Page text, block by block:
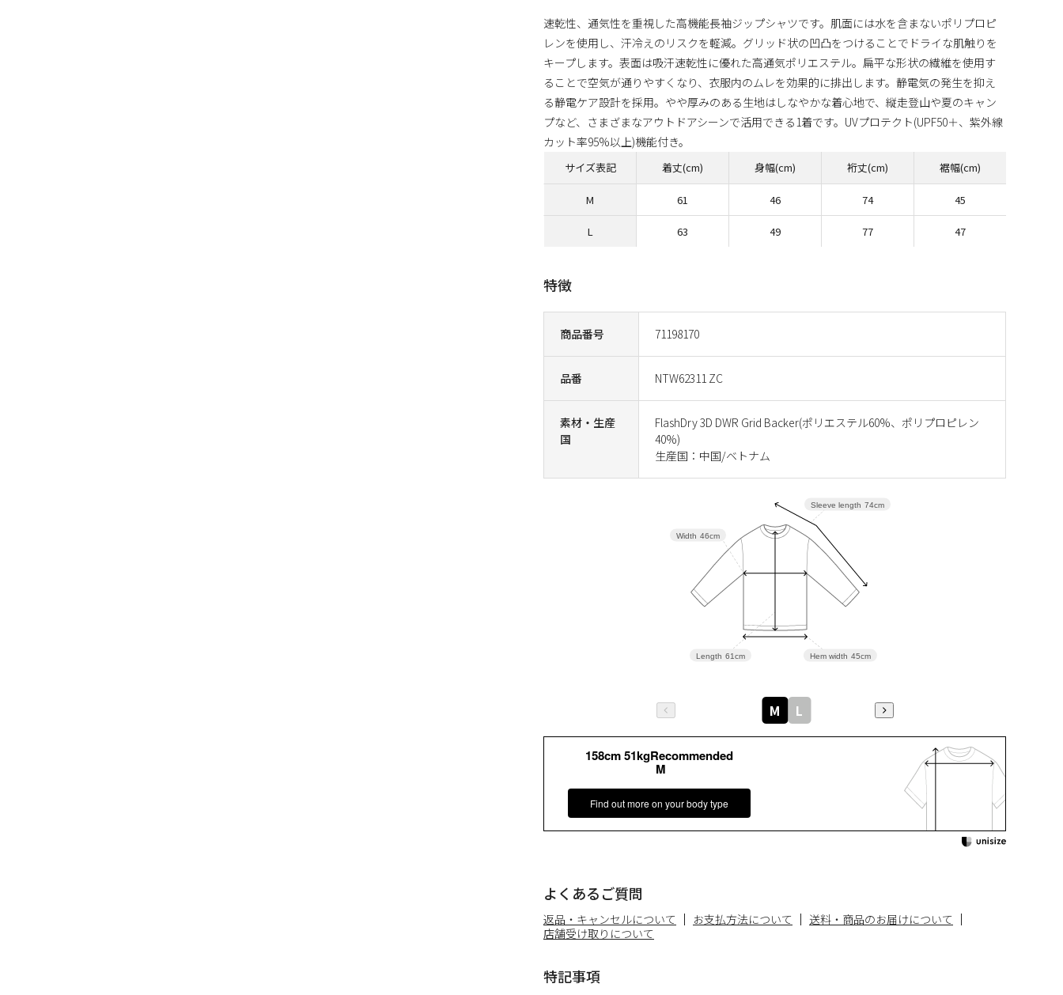
商品番号 71198170
品番 NTW62311 ZC
素材・生産
国
FlashDry 3D DWR Grid Backer(ポリエステル60%、ポリプロピレン
40%)
生産国：中国/ベトナム
速乾性、通気性を重視した高機能長袖ジップシャツです。肌面には水を含まないポリプロピ
レンを使用し、汗冷えのリスクを軽減。グリッド状の凹凸をつけることでドライな肌触りを
キープします。表面は吸汗速乾性に優れた高通気ポリエステル。扁平な形状の繊維を使用す
ることで空気が通りやすくなり、衣服内のムレを効果的に排出します。静電気の発生を抑え
る静電ケア設計を採用。やや厚みのある生地はしなやかな着心地で、縦走登山や夏のキャン
プなど、さまざまなアウトドアシーンで活用できる1着です。UVプロテクト(UPF50＋、紫外線
カット率95%以上)機能付き。
特徴
よくあるご質問
返品・キャンセルについて お支払方法について
送料・商品のお届けについて
店舗受け取りについて
特記事項
サイズ表記 着丈(cm) 身幅(cm) 裄丈(cm) 裾幅(cm)
M 61 46 74 45
L 63 49 77 47
158cm 51kgRecommended
M
Find out more on your body type
Hem width 45cm
Sleeve length 74cm
Length 61cm
Width 46cm
M L